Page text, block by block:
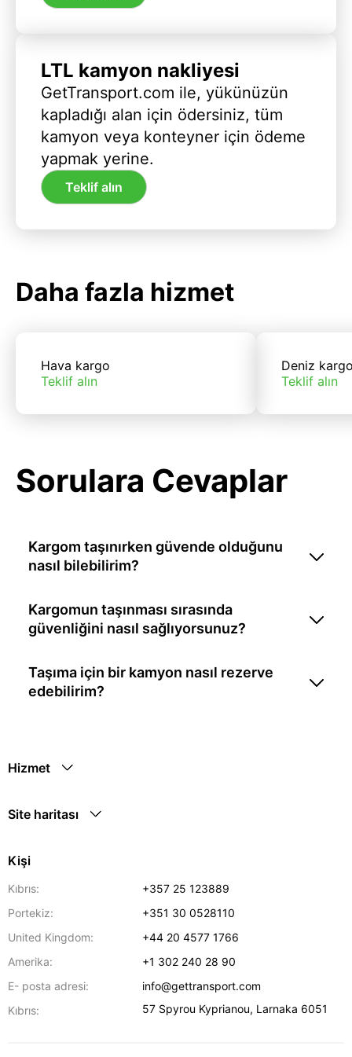
LTL kamyon nakliyesi
GetTransport.com ile, yükünüzün
kapladığı alan için ödersiniz, tüm
kamyon veya konteyner için ödeme
yapmak yerine.
Teklif alın
Daha fazla hizmet
Hava kargo
Teklif alın
Deniz
Teklif alın
Sorulara Cevaplar
Kargom taşınırken güvende olduğunu
nasıl bilebilirim?
Kargomun taşınması sırasında
güvenliğini nasıl sağlıyorsunuz?
Taşıma için bir kamyon nasıl rezerve
edebilirim?
Hizmet
Site haritası
Kişi
Kıbrıs:
+357 25 123889
Portekiz:
+351 30 0528110
United Kingdom:
+44 20 4577 1766
Amerika:
+1 302 240 28 90
E- posta adresi:
info@gettransport.com
Kıbrıs:
57 Spyrou Kyprianou, Larnaka 6051